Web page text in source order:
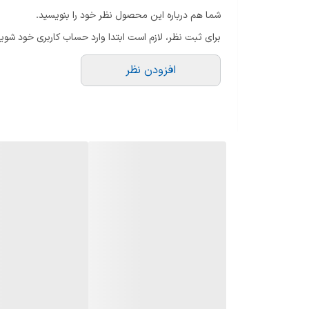
شما هم درباره این محصول نظر خود را بنویسید.
برای ثبت نظر، لازم است ابتدا وارد حساب کاربری خود
افزودن نظر